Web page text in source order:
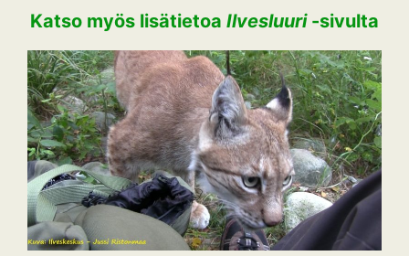
Katso myös lisätietoa Ilvesluuri-sivulta